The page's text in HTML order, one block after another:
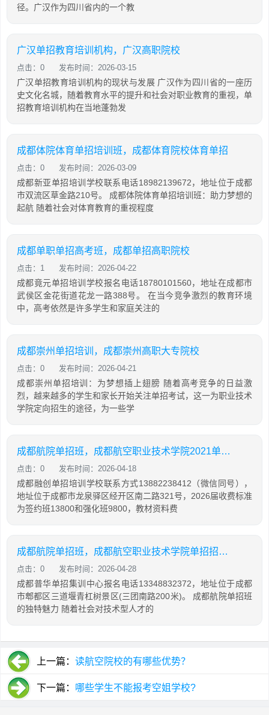
径。广汉作为四川省内的一个教
广汉单招教育培训机构，广汉高职院校
点击：0 发布时间：2026-03-15
广汉单招教育培训机构的现状与发展 广汉作为四川省的一座历
史文化名城，随着教育水平的提升和社会对职业教育的重视，单
招教育培训机构在当地蓬勃发
成都体院体育单招培训班，成都体育院校体育单招
点击：0 发布时间：2026-03-09
成都新亚单招培训学校联系电话18982139672，地址位于成都
市双流区草金路210号。 成都体院体育单招培训班：助力梦想的
起航 随着社会对体育教育的重视程度
成都单职单招高考班，成都单招高职院校
点击：1 发布时间：2026-04-22
成都竟元单招培训学校报名电话18780101560，地址在成都市
武侯区金花街道花龙一路388号。 在当今竞争激烈的教育环境
中，高考依然是许多学生和家庭关注的
成都崇州单招培训，成都崇州高职大专院校
点击：0 发布时间：2026-04-21
成都崇州单招培训：为梦想插上翅膀 随着高考竞争的日益激
烈，越来越多的学生和家长开始关注单招考试，这一为职业技术
学院定向招生的途径，为一些学
成都航院单招班，成都航空职业技术学院2021单招章程
点击：0 发布时间：2026-04-18
成都融创单招培训学校联系方式13882238412（微信同号），
地址位于成都市龙泉驿区经开区南二路321号，2026届收费标准
为签约班13800和强化班9800，教材资料费
成都航院单招班，成都航空职业技术学院单招招生简章
点击：0 发布时间：2026-04-28
成都普华单招集训中心报名电话13348832372，地址位于成都
市郫都区三道堰青杠树景区(三团南路200米)。 成都航院单招班
的独特魅力 随着社会对技术型人才的
上一篇： 读航空院校的有哪些优势？
下一篇： 哪些学生不能报考空姐学校?